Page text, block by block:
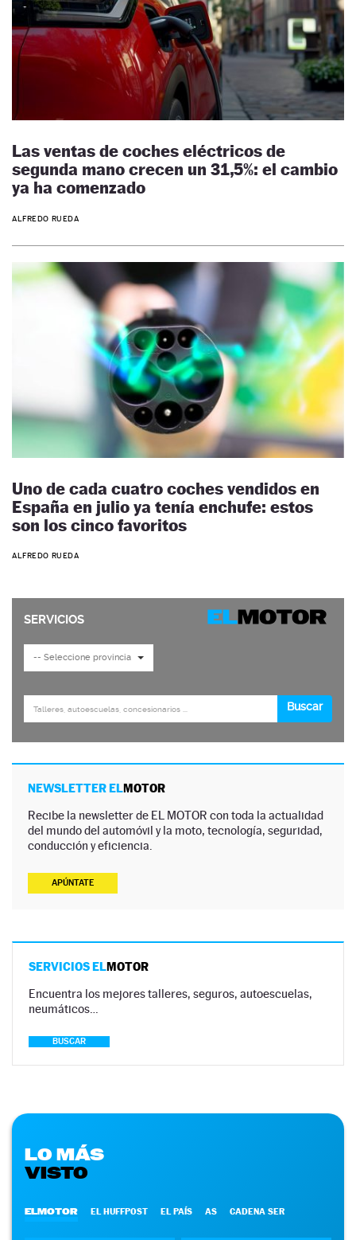
Las ventas de coches eléctricos de
segunda mano crecen un 31,5%: el cambio
ya ha comenzado
ALFREDO RUEDA
Uno de cada cuatro coches vendidos en
España en julio ya tenía enchufe: estos
son los cinco favoritos
ALFREDO RUEDA
NEWSLETTER ELMOTOR
Recibe la newsletter de EL MOTOR con toda la actualidad
del mundo del automóvil y la moto, tecnología, seguridad,
conducción y eficiencia.
APÚNTATE
SERVICIOS ELMOTOR
Encuentra los mejores talleres, seguros, autoescuelas,
neumáticos…
BUSCAR
LO MÁS
VISTO
ELMOTOR EL HUFFPOST EL PAÍS AS CADENA SER